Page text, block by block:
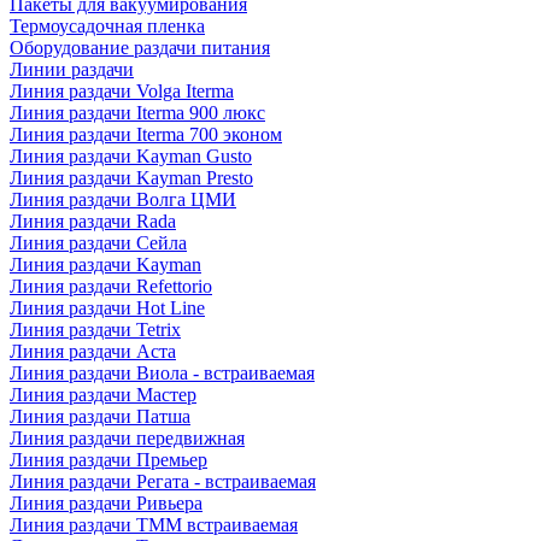
Пакеты для вакуумирования
Термоусадочная пленка
Оборудование раздачи питания
Линии раздачи
Линия раздачи Volga Iterma
Линия раздачи Iterma 900 люкс
Линия раздачи Iterma 700 эконом
Линия раздачи Kayman Gusto
Линия раздачи Kayman Presto
Линия раздачи Волга ЦМИ
Линия раздачи Rada
Линия раздачи Сейла
Линия раздачи Kayman
Линия раздачи Refettorio
Линия раздачи Hot Line
Линия раздачи Tetrix
Линия раздачи Аста
Линия раздачи Виола - встраиваемая
Линия раздачи Мастер
Линия раздачи Патша
Линия раздачи передвижная
Линия раздачи Премьер
Линия раздачи Регата - встраиваемая
Линия раздачи Ривьера
Линия раздачи ТММ встраиваемая